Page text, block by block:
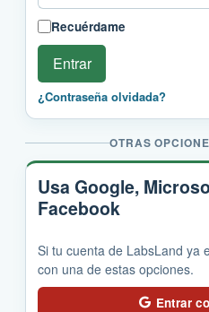
Recuérdame
Entrar
¿Contraseña olvidada?
OTRAS
Usa Google,
Facebook
Si tu cuenta de LabsLand ya
con una de estas opciones.
Entrar